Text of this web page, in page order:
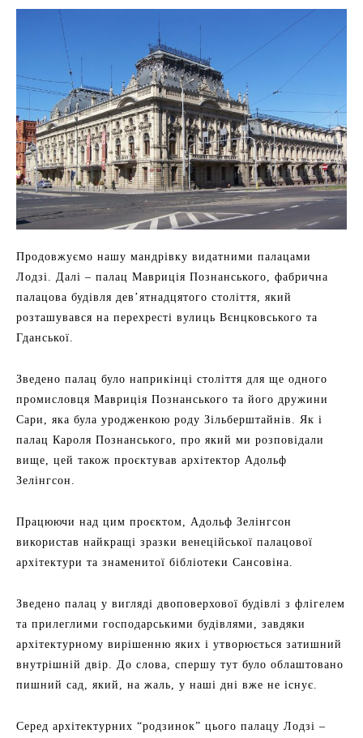
Продовжуємо нашу мандрівку видатними палацами
Лодзі. Далі – палац Мавриція Познанського, фабрична
палацова будівля дев’ятнадцятого століття, який
розташувався на перехресті вулиць Вєнцковського та
Гданської.
Зведено палац було наприкінці століття для ще одного
промисловця Мавриція Познанського та його дружини
Сари, яка була уродженкою роду Зільберштайнів. Як і
палац Кароля Познанського, про який ми розповідали
вище, цей також проєктував архітектор Адольф
Зелінгсон.
Працюючи над цим проєктом, Адольф Зелінгсон
використав найкращі зразки венеційської палацової
архітектури та знаменитої бібліотеки Сансовіна.
Зведено палац у вигляді двоповерхової будівлі з флігелем
та прилеглими господарськими будівлями, завдяки
архітектурному вирішенню яких і утворюється затишний
внутрішній двір. До слова, спершу тут було облаштовано
пишний сад, який, на жаль, у наші дні вже не існує.
Серед архітектурних “родзинок” цього палацу Лодзі –